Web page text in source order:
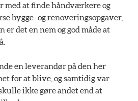
med at finde håndværkere og
bygge- og renoveringsopgaver,
er det en nem og god måde at
en leverandør på den her
for at blive, og samtidig var
ikke gøre andet end at